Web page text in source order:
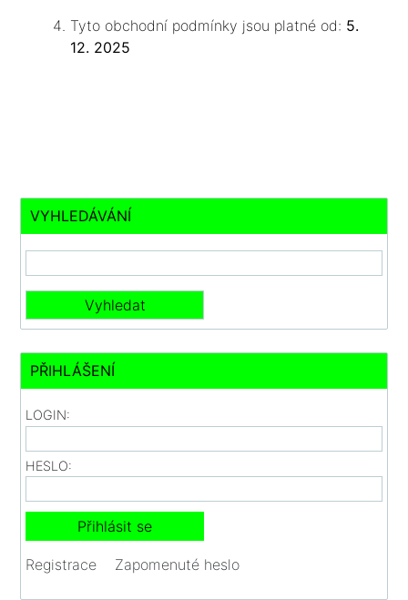
Tyto obchodní podmínky jsou platné od: 5.
12. 2025
VYHLEDÁVÁNÍ
PŘIHLÁŠENÍ
LOGIN:
HESLO:
Registrace Zapomenuté heslo